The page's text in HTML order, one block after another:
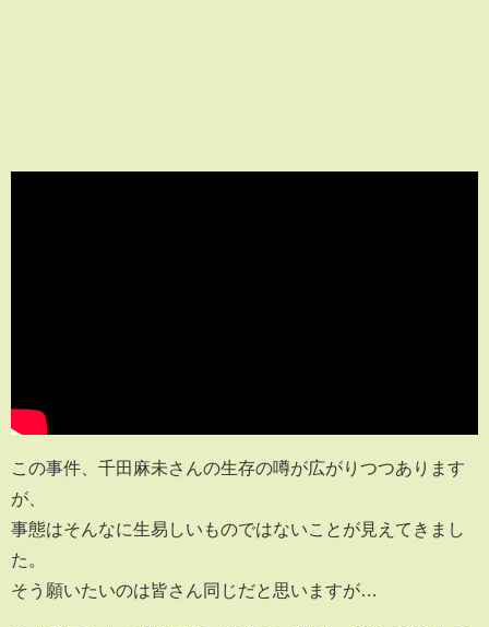
この事件、千田麻未さんの生存の噂が広がりつつあります
が、
事態はそんなに生易しいものではないことが見えてきまし
た。
そう願いたいのは皆さん同じだと思いますが…